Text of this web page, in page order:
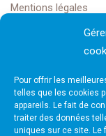
Pour offrir les
telles que les cookies
appareils. Le fait de
traiter des données
uniques sur ce site. Le
Mentions légales
Golf Club
1608 Rte Impériale,
17450 Saint-